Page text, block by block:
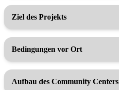
Ziel des Projekts
Bedingungen vor Ort
Aufbau des Community Centers